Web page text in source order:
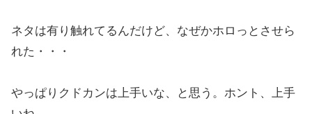
ネタは有り触れてるんだけど、なぜかホロっとさせら
れた・・・
やっぱりクドカンは上手いな、と思う。ホント、上手